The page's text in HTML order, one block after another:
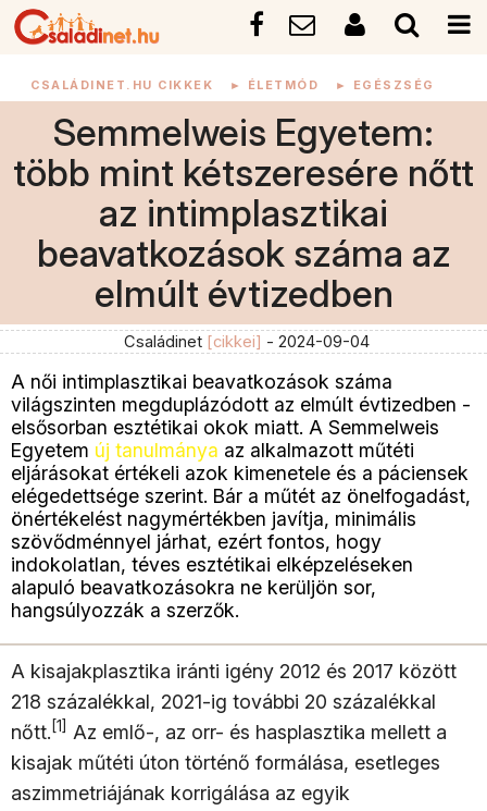
CSALÁDINET.HU CIKKEK ► ÉLETMÓD ► EGÉSZSÉG
Semmelweis Egyetem:
több mint kétszeresére nőtt
az intimplasztikai
beavatkozások száma az
elmúlt évtizedben
Családinet [cikkei] - 2024-09-04
A női intimplasztikai beavatkozások száma
világszinten megduplázódott az elmúlt évtizedben -
elsősorban esztétikai okok miatt. A Semmelweis
Egyetem új tanulmánya az alkalmazott műtéti
eljárásokat értékeli azok kimenetele és a páciensek
elégedettsége szerint. Bár a műtét az önelfogadást,
önértékelést nagymértékben javítja, minimális
szövődménnyel járhat, ezért fontos, hogy
indokolatlan, téves esztétikai elképzeléseken
alapuló beavatkozásokra ne kerüljön sor,
hangsúlyozzák a szerzők.
A kisajakplasztika iránti igény 2012 és 2017 között
218 százalékkal, 2021-ig további 20 százalékkal
nőtt. [1] Az emlő-, az orr- és hasplasztika mellett a
kisajak műtéti úton történő formálása, esetleges
aszimmetriájának korrigálása az egyik